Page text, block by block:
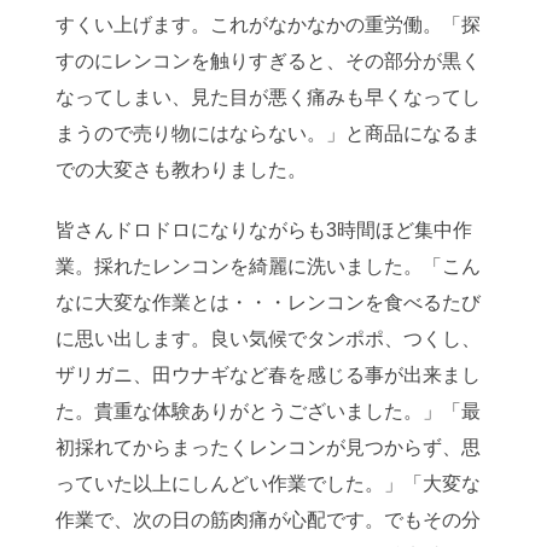
すくい上げます。これがなかなかの重労働。「探
すのにレンコンを触りすぎると、その部分が黒く
なってしまい、見た目が悪く痛みも早くなってし
まうので売り物にはならない。」と商品になるま
での大変さも教わりました。
皆さんドロドロになりながらも3時間ほど集中作
業。採れたレンコンを綺麗に洗いました。「こん
なに大変な作業とは・・・レンコンを食べるたび
に思い出します。良い気候でタンポポ、つくし、
ザリガニ、田ウナギなど春を感じる事が出来まし
た。貴重な体験ありがとうございました。」「最
初採れてからまったくレンコンが見つからず、思
っていた以上にしんどい作業でした。」「大変な
作業で、次の日の筋肉痛が心配です。でもその分